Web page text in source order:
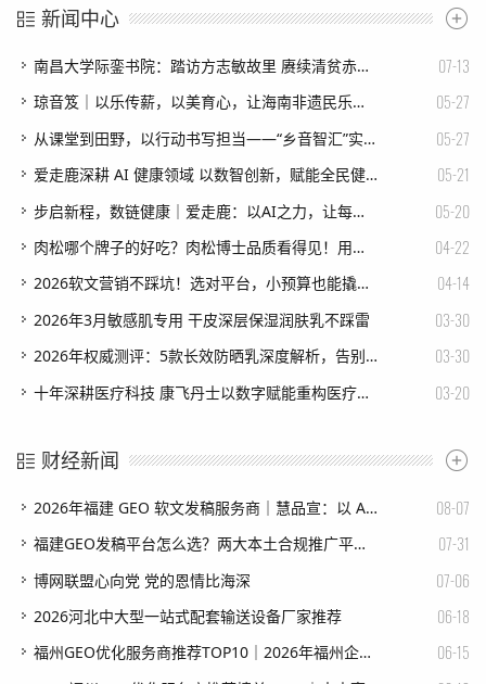
新闻中心
南昌大学际銮书院：踏访方志敏故里 赓续清贫赤子心 07-13
琼音笈｜以乐传薪，以美育心，让海南非遗民乐在青春里回响 05-27
从课堂到田野，以行动书写担当——“乡音智汇”实践团探索语言助力乡村振兴新模式 05-27
爱走鹿深耕 AI 健康领域 以数智创新，赋能全民健康 05-21
步启新程，数链健康｜爱走鹿：以AI之力，让每一步都有价值 05-20
肉松哪个牌子的好吃？肉松博士品质看得见！用实力守护安心美味 04-22
2026软文营销不踩坑！选对平台，小预算也能撬动大流量 04-14
2026年3月敏感肌专用 干皮深层保湿润肤乳不踩雷 03-30
2026年权威测评：5款长效防晒乳深度解析，告别频繁补涂的烦恼 03-30
十年深耕医疗科技 康飞丹士以数字赋能重构医疗服务新生态 03-20
财经新闻
2026年福建 GEO 软文发稿服务商｜慧品宣：以 AI 技术赋能品牌全域传播 08-07
福建GEO发稿平台怎么选？两大本土合规推广平台实测推荐 07-31
博网联盟心向党 党的恩情比海深 07-06
2026河北中大型一站式配套输送设备厂家推荐 06-18
福州GEO优化服务商推荐TOP10｜2026年福州企业AI全域推广选型指南 06-15